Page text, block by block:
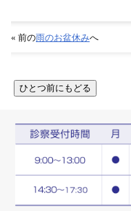
« 前の雨のお盆休みへ